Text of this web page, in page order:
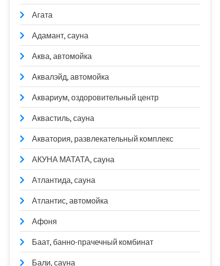
Агата
Адамант, сауна
Аква, автомойка
Аквалэйд, автомойка
Аквариум, оздоровительный центр
Аквастиль, сауна
Акватория, развлекательный комплекс
АКУНА МАТАТА, сауна
Атлантида, сауна
Атлантис, автомойка
Афоня
Баат, банно-прачечный комбинат
Бали, сауна